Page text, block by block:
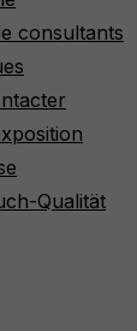
consultants
Qualität